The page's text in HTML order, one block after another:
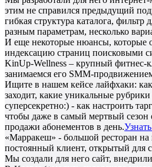
этим не справился предыдущий
гибкая структура каталога, фильтр
разным параметрам, несколько
И еще некоторые нюансы, которые
индексацию страниц поисковыми
KinUp-Wellness – крупный фитнес-
занимаемся его SMM-
Ищите в нашем кейсе лайфхаки:
заходит, какие уникальные
суперсекретно:) - как настроить
чтобы даже в самый мертвый сезон
продажи абонементов в день.
«Марракеш» - большой ресторан
постоянный клиент, открытый для
Мы создали для него сайт,